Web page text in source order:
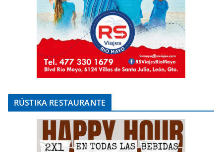
RÚSTIKA RESTAURANTE